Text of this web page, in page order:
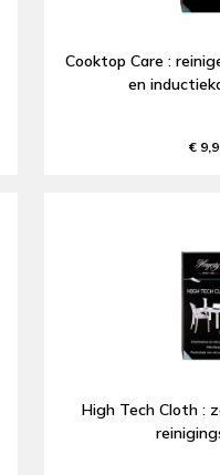
Cooktop Care :
en
€
High Tech Cloth :